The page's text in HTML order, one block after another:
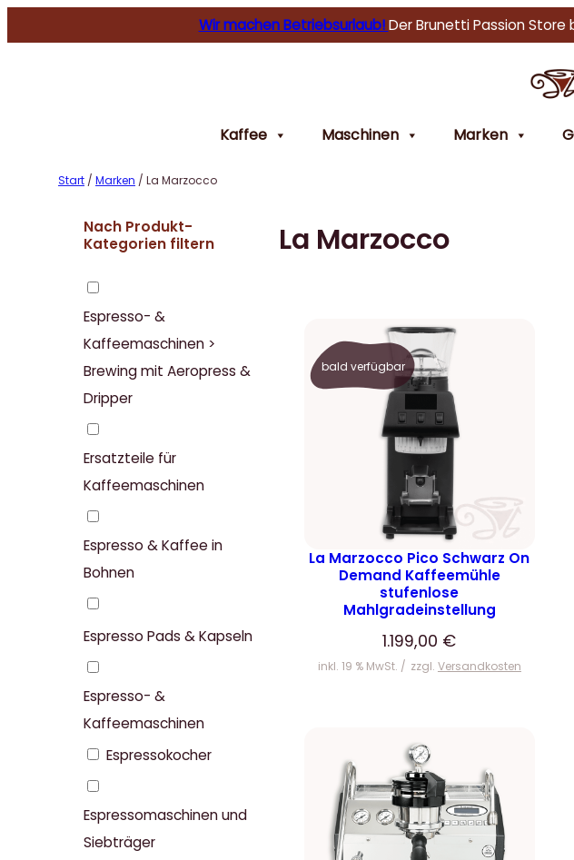
Wir machen Betriebsurlaub!Der Brunetti Passion Store
Kaffee Maschinen Marken
Start / Marken / La Marzocco
Nach Produkt-
Kategorien filtern
Espresso- &
Kaffeemaschinen >
Brewing mit Aeropress &
Dripper
Ersatzteile für
Kaffeemaschinen
Espresso & Kaffee in
Bohnen
Espresso Pads & Kapseln
Espresso- &
Kaffeemaschinen
Espressokocher
Espressomaschinen und
Siebträger
La Marzocco
bald verfügbar
La Marzocco Pico Schwarz On
Demand Kaffeemühle
stufenlose
Mahlgradeinstellung
1.199,00 €
inkl. 19 % MwSt. zzgl. Versandkosten